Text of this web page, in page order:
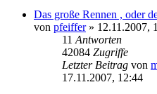
Das große Rennen , oder
von pfeiffer» 12.11.2007,
11 Antworten
42084 Zugriffe
Letzter Beitrag von
17.11.2007, 12:44